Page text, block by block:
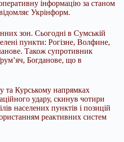
інформацію за станом
Укрінформ.
зон. Сьогодні в Сумській
пункти: Рогізне, Волфине,
Також супротивник
Богданове, що в
та Курському напрямках
удару, скинув чотири
населених пунктів і позицій
реактивних систем